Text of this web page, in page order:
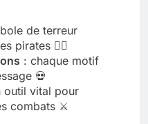
de terreur
pirates 🏴‍☠️
: chaque motif
💀
outil vital pour
combats ⚔️